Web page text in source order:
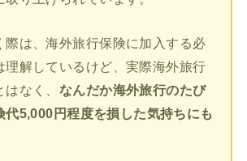
際は、海外旅行保険に加入する必
理解しているけど、実際海外旅行
なく、 なんだか海外旅行のたび
代5,000円程度を損した気持ちにも